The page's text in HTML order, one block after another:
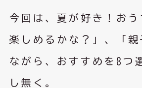
今回は、夏が好き！おう
楽しめるかな？」、「
ながら、おすすめを8つ
し無く。